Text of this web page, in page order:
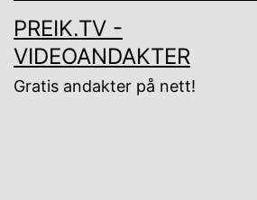
PREIK.TV -
VIDEOANDAKTER
Gratis andakter på nett!